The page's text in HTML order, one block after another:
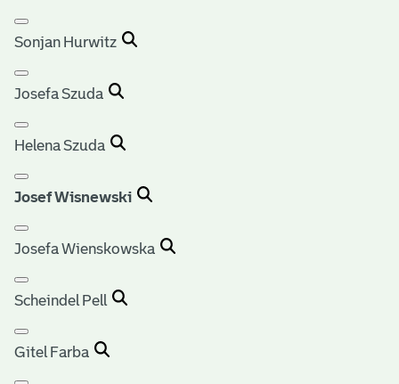
Sonjan Hurwitz
Josefa Szuda
Helena Szuda
Josef Wisnewski
Josefa Wienskowska
Scheindel Pell
Gitel Farba